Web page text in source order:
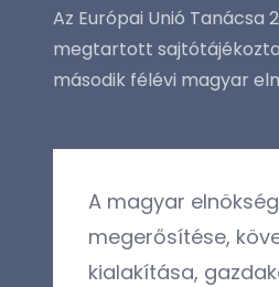
Az Európai Unió
megtartott
második félévi magyar
A magyar
megerősítése,
kialakítása,